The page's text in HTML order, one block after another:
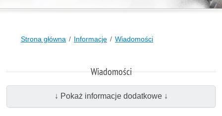
Strona główna Informacje Wiadomości
Wiadomości
↓ Pokaż informacje dodatkowe ↓